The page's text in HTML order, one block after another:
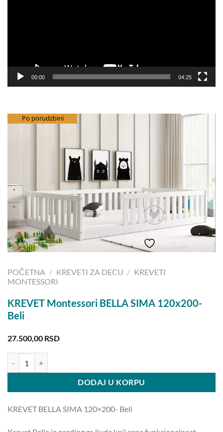
00:00 04:25
besplatna dostava
Po porudzbini
Add to Wishlist
POČETNA / KREVETI ZA DECU / KREVETI
MONTESSORI
KREVET Montessori BELLA SIMA 120x200-
Beli
27.500,00 RSD
DODAJ U KORPU
KREVET BELLA SIMA 120×200- Beli